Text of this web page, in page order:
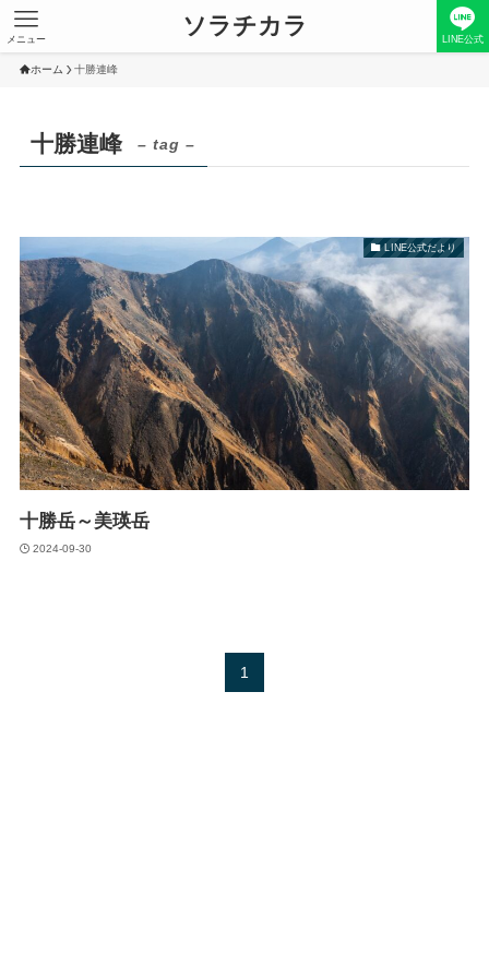
ソラチカラ LINE公式
メニュー
ホーム 十勝連峰
十勝連峰 – tag –
LINE公式だより
十勝岳～美瑛岳
2024-09-30
1